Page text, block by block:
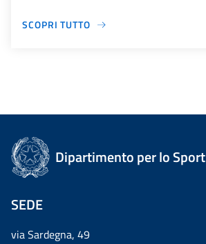
SCOPRI TUTTO
Dipartimento per lo Sport
SEDE
via Sardegna, 49